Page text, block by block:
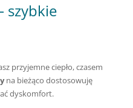
szybkie
przyjemne ciepło, czasem
na bieżąco dostosowuję
dyskomfort.